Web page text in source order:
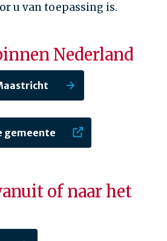
u van toepassing is.
Nederland
gemeente
of naar het